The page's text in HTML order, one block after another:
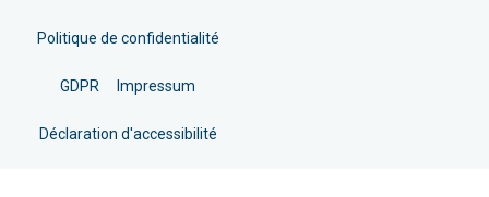
Politique de confidentialité
GDPR Impressum
Déclaration d'accessibilité